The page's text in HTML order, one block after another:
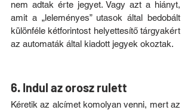
nem adtak érte jegyet. Vagy azt a hiányt,
amit a „leleményes” utasok által bedobált
különféle kétforintost helyettesítő tárgyakért
az automaták által kiadott jegyek okoztak.
6. Indul az orosz rulett
Kéretik az alcímet komolyan venni, mert az